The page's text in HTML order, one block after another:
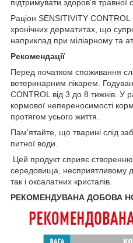
підтримувати здоров'я травної
Раціон SENSITIVITY
хронічних дерматитах, що
наприклад при міліарному та
Рекомендації
Перед початком споживання
ветеринарним лікарем.
CONTROL від 3 до 8 тижнів. У
кормової непереносимості
протягом усього життя.
Пам'ятайте, що тварині слід
питної води.
Цей продукт сприяє створенню
середовища, несприятливому
так і оксалатних кристалів.
РЕКОМЕНДУВАНА ДОБОВА